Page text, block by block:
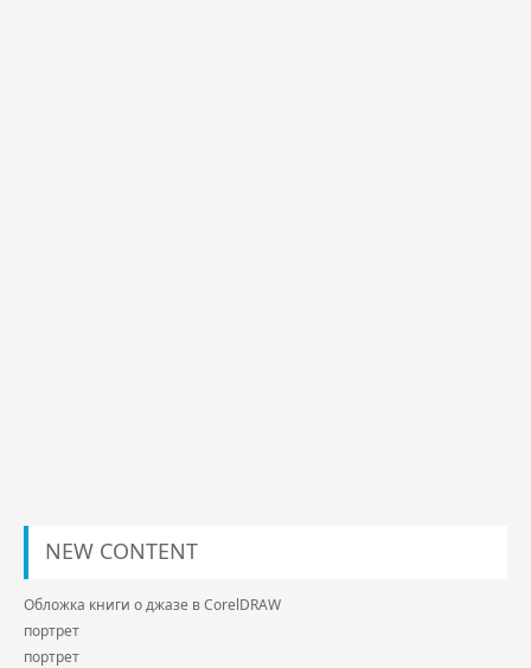
NEW CONTENT
Обложка книги о джазе в CorelDRAW
портрет
портрет